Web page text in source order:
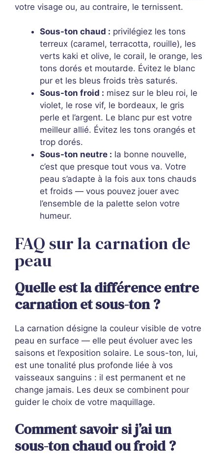
votre visage ou, au contraire, le ternissent.
Sous-ton chaud : privilégiez les tons
terreux (caramel, terracotta, rouille), les
verts kaki et olive, le corail, le orange, les
tons dorés et moutarde. Évitez le blanc
pur et les bleus froids très saturés.
Sous-ton froid : misez sur le bleu roi, le
violet, le rose vif, le bordeaux, le gris
perle et l’argent. Le blanc pur est votre
meilleur allié. Évitez les tons orangés et
trop dorés.
Sous-ton neutre : la bonne nouvelle,
c’est que presque tout vous va. Votre
peau s’adapte à la fois aux tons chauds
et froids — vous pouvez jouer avec
l’ensemble de la palette selon votre
humeur.
FAQ sur la carnation de
peau
Quelle est la différence entre
carnation et sous-ton ?
La carnation désigne la couleur visible de votre
peau en surface — elle peut évoluer avec les
saisons et l’exposition solaire. Le sous-ton, lui,
est une tonalité plus profonde liée à vos
vaisseaux sanguins : il est permanent et ne
change jamais. Les deux se combinent pour
guider le choix de votre maquillage.
Comment savoir si j’ai un
sous-ton chaud ou froid ?